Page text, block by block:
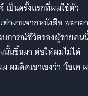
เป็นครั้งแรกที่ผมใช้ตัว
ำงานจากหนังสือ พยาย
สบการณ์ชีวิตของผู้ชายคน
นั้นขึ้นมา ต่อให้ผมไม่ได้
ผมคิดเอาเองว่า ‘โอเค